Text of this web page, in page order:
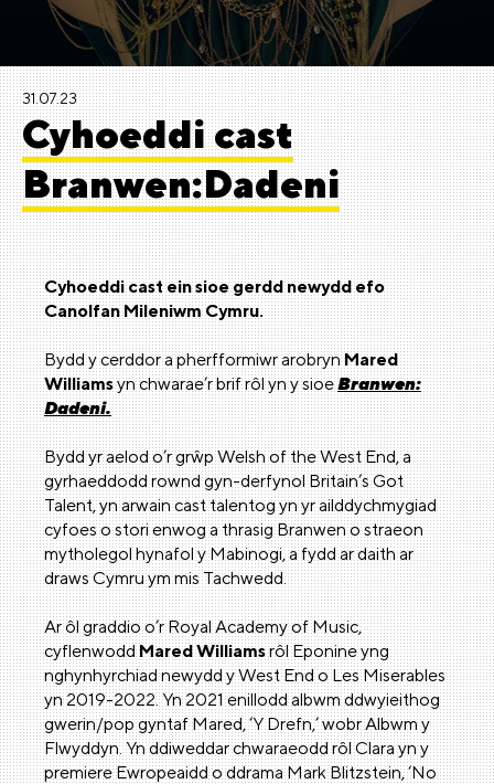
31.07.23
Cyhoeddi cast
Branwen:Dadeni
Cyhoeddi cast ein sioe gerdd newydd efo
Canolfan Mileniwm Cymru.
Bydd y cerddor a pherfformiwr arobrynMared
Williamsyn chwarae’r brif rôl yn y sioeBranwen:
Dadeni.
Bydd yr aelod o’r grŵp Welsh of the West End, a
gyrhaeddodd rownd gyn-derfynol Britain’s Got
Talent, yn arwain cast talentog yn yr ailddychmygiad
cyfoes o stori enwog a thrasig Branwen o straeon
mytholegol hynafol y Mabinogi, a fydd ar daith ar
draws Cymru ym mis Tachwedd.
Ar ôl graddio o’r Royal Academy of Music,
cyflenwoddMared Williamsrôl Eponine yng
nghynhyrchiad newydd y West End o Les Miserables
yn 2019-2022. Yn 2021 enillodd albwm ddwyieithog
gwerin/pop gyntaf Mared, ‘Y Drefn,’ wobr Albwm y
Flwyddyn. Yn ddiweddar chwaraeodd rôl Clara yn y
premiere Ewropeaidd o ddrama Mark Blitzstein, ‘No